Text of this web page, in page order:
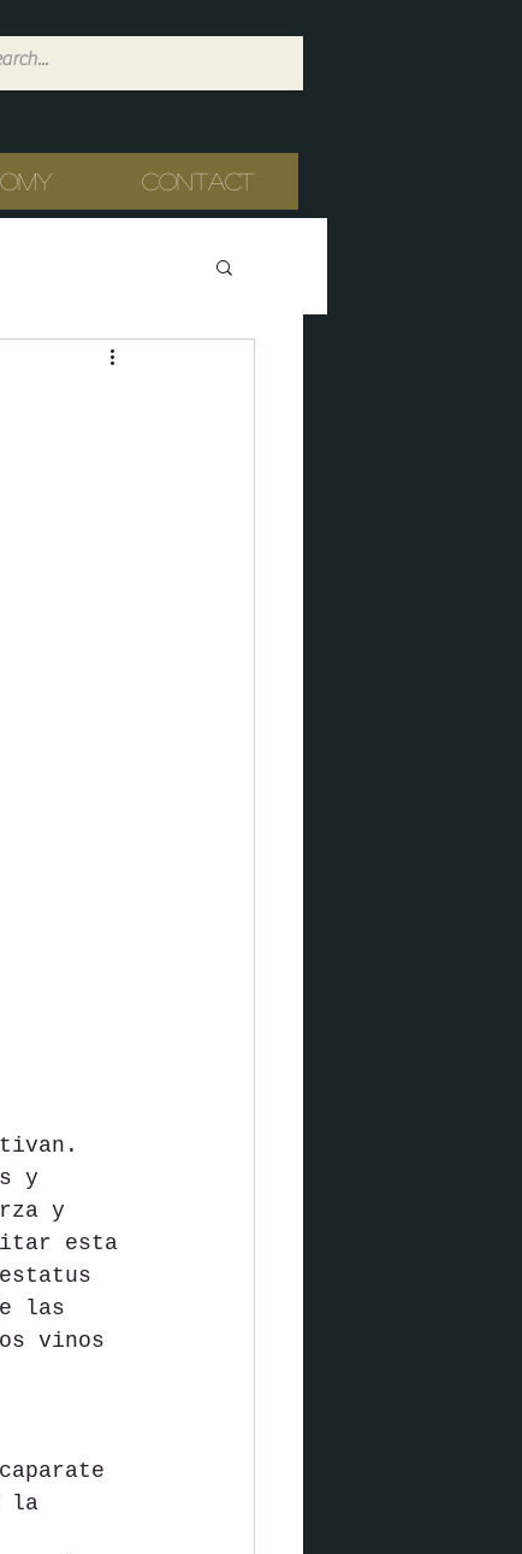
Contact
y
y
esta
las
vinos
la